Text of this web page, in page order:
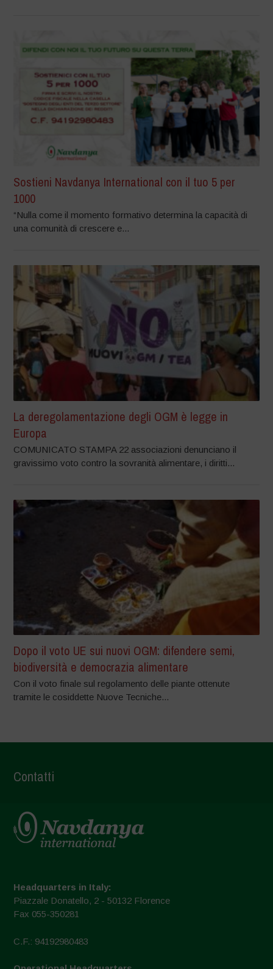
Sostieni Navdanya International con il tuo 5 per
1000
“Nulla come il momento formativo determina la capacità di
una comunità di crescere e...
La deregolamentazione degli OGM è legge in
Europa
COMUNICATO STAMPA 22 associazioni denunciano il
gravissimo voto contro la sovranità alimentare, i diritti...
Dopo il voto UE sui nuovi OGM: difendere semi,
biodiversità e democrazia alimentare
Con il voto finale sul regolamento delle piante ottenute
tramite le cosiddette Nuove Tecniche...
Contatti
Headquarters in Italy:
Piazzale Donatello, 2 - 50132 Florence
Fax 055-350281
C.F.: 94192980483